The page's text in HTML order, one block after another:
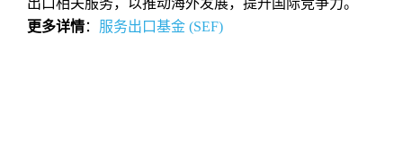
出口相关服务，以推动海外发展，提升国际竞争力。
更多详情： 服务出口基金 (SEF)